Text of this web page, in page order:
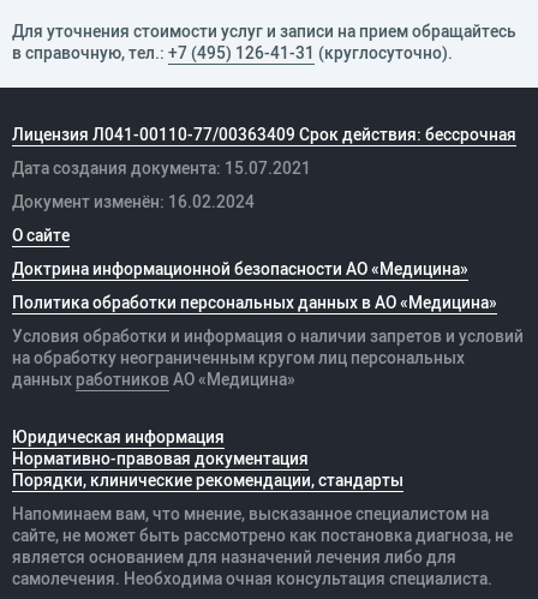
Для уточнения стоимости услуг и записи на прием обращайтесь
в справочную, тел.: +7 (495) 126-41-31 (круглосуточно).
Лицензия Л041-00110-77/00363409 Срок действия: бессрочная
Дата создания документа: 15.07.2021
Документ изменён: 16.02.2024
О сайте
Доктрина информационной безопасности АО «Медицина»
Политика обработки персональных данных в АО «Медицина»
Условия обработки и информация о наличии запретов и условий
на обработку неограниченным кругом лиц персональных
данных работников АО «Медицина»
Юридическая информация
Нормативно-правовая документация
Порядки, клинические рекомендации, стандарты
Напоминаем вам, что мнение, высказанное специалистом на
сайте, не может быть рассмотрено как постановка диагноза, не
является основанием для назначений лечения либо для
самолечения. Необходима очная консультация специалиста.